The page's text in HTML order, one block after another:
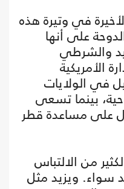
في وتيرة هذه
على أنها
والشرطي
الأمريكية
في الولايات
بينما تسعى
على مساعدة قطر
من الالتباس
سواء. ويزيد مثل